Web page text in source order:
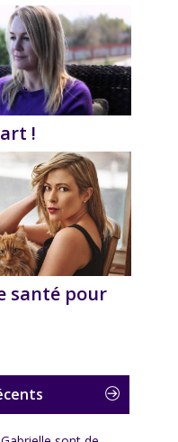
!
santé pour